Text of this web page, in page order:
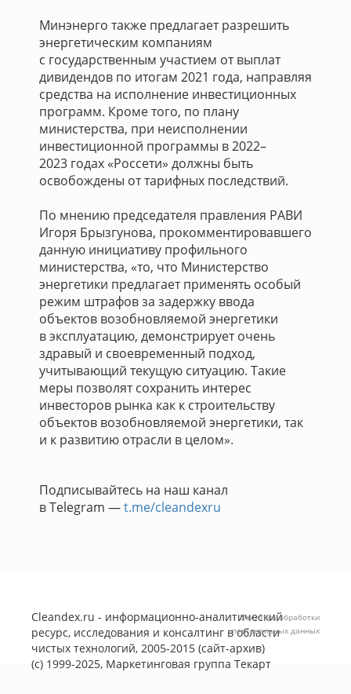
Минэнерго также предлагает разрешить
энергетическим компаниям
с государственным участием от выплат
дивидендов по итогам 2021 года, направляя
средства на исполнение инвестиционных
программ. Кроме того, по плану
министерства, при неисполнении
инвестиционной программы в 2022–
2023 годах «Россети» должны быть
освобождены от тарифных последствий.
По мнению председателя правления РАВИ
Игоря Брызгунова, прокомментировавшего
данную инициативу профильного
министерства, «то, что Министерство
энергетики предлагает применять особый
режим штрафов за задержку ввода
объектов возобновляемой энергетики
в эксплуатацию, демонстрирует очень
здравый и своевременный подход,
учитывающий текущую ситуацию. Такие
меры позволят сохранить интерес
инвесторов рынка как к строительству
объектов возобновляемой энергетики, так
и к развитию отрасли в целом».
Подписывайтесь на наш канал
в Telegram —t.me/cleandexru
Cleandex.ru - информационно-аналитический
ресурс, исследования и консалтинг в области
чистых технологий, 2005-2015 (сайт-архив)
(с) 1999-2025, Маркетинговая группа Текарт
Политика обработки
персональных данных